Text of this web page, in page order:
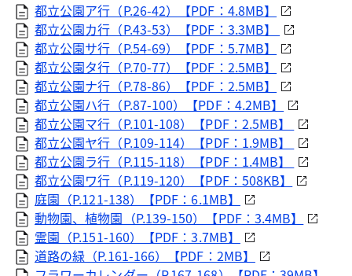
都立公園ア行（P.26-42）【PDF：4.8MB】
都立公園カ行（P.43-53）【PDF：3.3MB】
都立公園サ行（P.54-69）【PDF：5.7MB】
都立公園タ行（P.70-77）【PDF：2.5MB】
都立公園ナ行（P.78-86）【PDF：2.5MB】
都立公園ハ行（P.87-100）【PDF：4.2MB】
都立公園マ行（P.101-108）【PDF：2.5MB】
都立公園ヤ行（P.109-114）【PDF：1.9MB】
都立公園ラ行（P.115-118）【PDF：1.4MB】
都立公園ワ行（P.119-120）【PDF：508KB】
庭園（P.121-138）【PDF：6.1MB】
動物園、植物園（P.139-150）【PDF：3.4MB】
霊園（P.151-160）【PDF：3.7MB】
道路の緑（P.161-166）【PDF：2MB】